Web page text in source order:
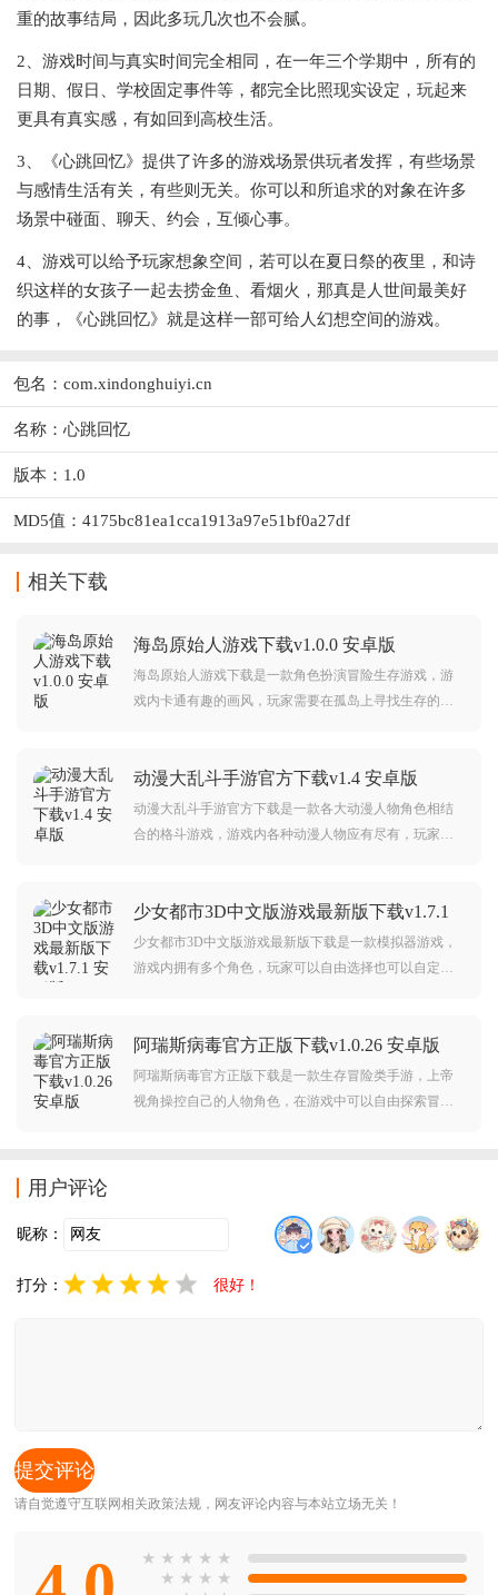
重的故事结局，因此多玩几次也不会腻。
2、游戏时间与真实时间完全相同，在一年三个学期中，所有的
日期、假日、学校固定事件等，都完全比照现实设定，玩起来
更具有真实感，有如回到高校生活。
3、《心跳回忆》提供了许多的游戏场景供玩者发挥，有些场景
与感情生活有关，有些则无关。你可以和所追求的对象在许多
场景中碰面、聊天、约会，互倾心事。
4、游戏可以给予玩家想象空间，若可以在夏日祭的夜里，和诗
织这样的女孩子一起去捞金鱼、看烟火，那真是人世间最美好
的事，《心跳回忆》就是这样一部可给人幻想空间的游戏。
包名：com.xindonghuiyi.cn
名称：心跳回忆
版本：1.0
MD5值：4175bc81ea1cca1913a97e51bf0a27df
相关下载
海岛原始人游戏下载v1.0.0 安卓版
海岛原始人游戏下载是一款角色扮演冒险生存游戏，游
戏内卡通有趣的画风，玩家需要在孤岛上寻找生存的希
动漫大乱斗手游官方下载v1.4 安卓版
动漫大乱斗手游官方下载是一款各大动漫人物角色相结
合的格斗游戏，游戏内各种动漫人物应有尽有，玩家可
的联动。
少女都市3D中文版游戏最新版下载v1.7.1
安卓版
少女都市3D中文版游戏最新版下载是一款模拟器游戏，
游戏内拥有多个角色，玩家可以自由选择也可以自定
阿瑞斯病毒官方正版下载v1.0.26 安卓版
阿瑞斯病毒官方正版下载是一款生存冒险类手游，上帝
视角操控自己的人物角色，在游戏中可以自由探索冒
用户评论
昵称：
打分： 很好！
请自觉遵守互联网相关政策法规，网友评论内容与本站立场无关！
★ ★ ★ ★ ★
★ ★ ★ ★